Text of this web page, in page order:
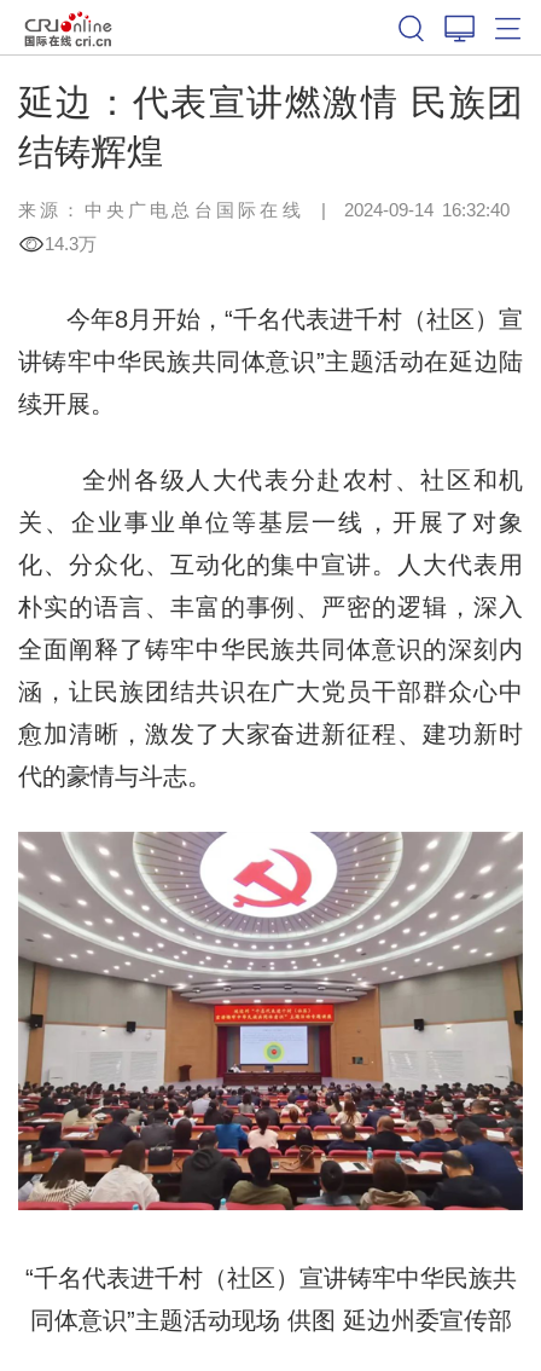
延边：代表宣讲燃激情 民族团
结铸辉煌
来源：中央广电总台国际在线 | 2024-09-14 16:32:40
14.3万
今年8月开始，“千名代表进千村（社区）宣
讲铸牢中华民族共同体意识”主题活动在延边陆
续开展。
全州各级人大代表分赴农村、社区和机
关、企业事业单位等基层一线，开展了对象
化、分众化、互动化的集中宣讲。人大代表用
朴实的语言、丰富的事例、严密的逻辑，深入
全面阐释了铸牢中华民族共同体意识的深刻内
涵，让民族团结共识在广大党员干部群众心中
愈加清晰，激发了大家奋进新征程、建功新时
代的豪情与斗志。
“千名代表进千村（社区）宣讲铸牢中华民族共
同体意识”主题活动现场 供图 延边州委宣传部